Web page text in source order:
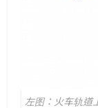
左图：火车轨道